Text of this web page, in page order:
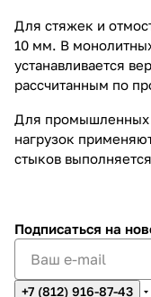
Для стяжек и
10 мм. В
устанавливается
рассчитанным по
Для промышленных
нагрузок
стыков
Подписаться на
+7 (812) 916-87-43